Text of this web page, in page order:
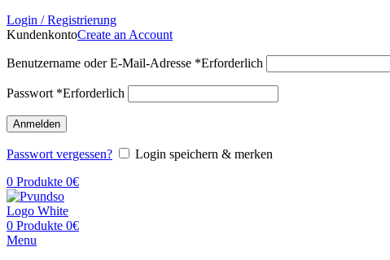
Login / Registrierung
KundenkontoCreate an Account
Benutzername oder E-Mail-Adresse *Erforderlich
Passwort *Erforderlich
Anmelden
Passwort vergessen?
Login speichern & merken
0 Produkte 0€
0 Produkte 0€
Menu